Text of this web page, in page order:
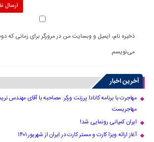
ارسال
ذخیره نام، ایمیل و وبسایت من در مرورگر برای زمانی که
می‌نویسم.
آخرین اخبار
مهاجرت با برنامه کانادا پرزنت ورکر: مصاحبه با آقای مهندس
مهاجریست
ایران کمپانی رونمایی شد!
آغاز ارائه ویزا کارت و مستر کارت در ایران از شهریور ۱۴۰۱